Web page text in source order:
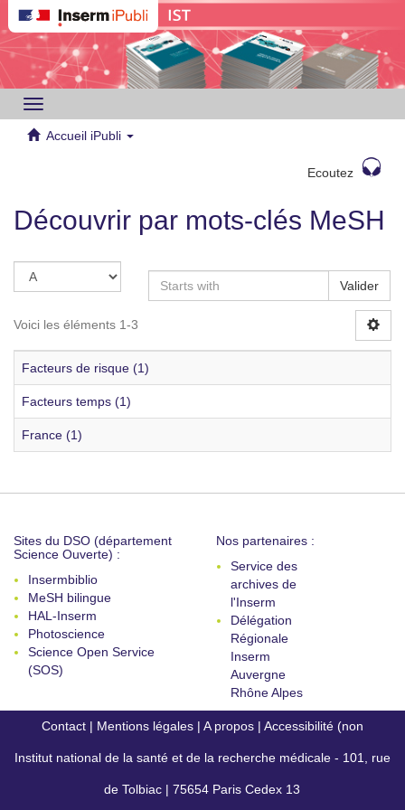
Toggle
navigation
Accueil iPubli
Ecoutez
Découvrir par mots-clés MeSH
Valider
Voici les éléments 1-3
Facteurs de risque (1)
Facteurs temps (1)
France (1)
Sites du DSO (département
Science Ouverte) :
Insermbiblio
MeSH bilingue
HAL-Inserm
Photoscience
Science Open Service
(SOS)
Nos partenaires :
Service des
archives de
l'Inserm
Délégation
Régionale
Inserm
Auvergne
Rhône Alpes
Contact | Mentions légales | A propos | Accessibilité (non
conforme)
Institut national de la santé et de la recherche médicale - 101, rue
de Tolbiac | 75654 Paris Cedex 13